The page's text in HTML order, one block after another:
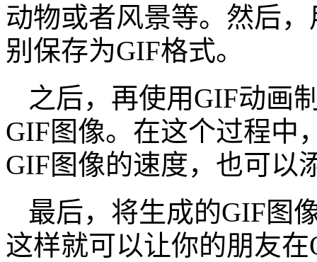
动物或者风景等。然后
别保存为GIF格式。
之后，再使用GIF动画
GIF图像。在这个过程中
GIF图像的速度，也可以
最后，将生成的GIF图
这样就可以让你的朋友